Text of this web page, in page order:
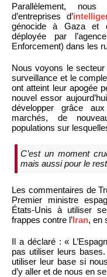
Parallèlement,
d’entreprises d’
génocide à Gaza et
déployée par
Enforcement) dans les
Nous voyons le secteur
surveillance et le
ont atteint leur apogée
nouvel essor
développer grâce
marchés, de
populations sur
C’est un moment
mais aussi pour le
Les commentaires de
Premier ministre
États-Unis à utiliser
frappes contre l’Iran, en
Il a déclaré : «
pas utiliser leurs
utiliser leur base si
d’y aller et de nous en